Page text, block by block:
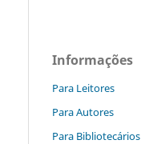
Informações
Para Leitores
Para Autores
Para Bibliotecários